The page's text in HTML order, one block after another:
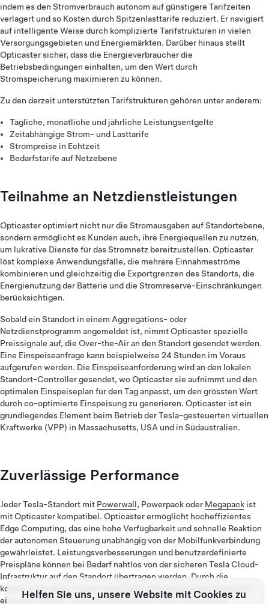
indem es den Stromverbrauch autonom auf günstigere Tarifzeiten
verlagert und so Kosten durch Spitzenlasttarife reduziert. Er navigiert
auf intelligente Weise durch komplizierte Tarifstrukturen in vielen
Versorgungsgebieten und Energiemärkten. Darüber hinaus stellt
Opticaster sicher, dass die Energieverbraucher die
Betriebsbedingungen einhalten, um den Wert durch
Stromspeicherung maximieren zu können.
Zu den derzeit unterstützten Tarifstrukturen gehören unter anderem:
Tägliche, monatliche und jährliche Leistungsentgelte
Zeitabhängige Strom- und Lasttarife
Strompreise in Echtzeit
Bedarfstarife auf Netzebene
Teilnahme an Netzdienstleistungen
Opticaster optimiert nicht nur die Stromausgaben auf Standortebene,
sondern ermöglicht es Kunden auch, ihre Energiequellen zu nutzen,
um lukrative Dienste für das Stromnetz bereitzustellen. Opticaster
löst komplexe Anwendungsfälle, die mehrere Einnahmeströme
kombinieren und gleichzeitig die Exportgrenzen des Standorts, die
Energienutzung der Batterie und die Stromreserve-Einschränkungen
berücksichtigen.
Sobald ein Standort in einem Aggregations- oder
Netzdienstprogramm angemeldet ist, nimmt Opticaster spezielle
Preissignale auf, die Over-the-Air an den Standort gesendet werden.
Eine Einspeiseanfrage kann beispielweise 24 Stunden im Voraus
aufgerufen werden. Die Einspeiseanforderung wird an den lokalen
Standort-Controller gesendet, wo Opticaster sie aufnimmt und den
optimalen Einspeiseplan für den Tag anpasst, um den grössten Wert
durch co-optimierte Einspeisung zu generieren. Opticaster ist ein
grundlegendes Element beim Betrieb der Tesla-gesteuerten virtuellen
Kraftwerke (VPP) in Massachusetts, USA und in Südaustralien.
Zuverlässige Performance
Jeder Tesla-Standort mit Powerwall, Powerpack oder Megapack ist
mit Opticaster kompatibel. Opticaster ermöglicht hocheffizientes
Edge Computing, das eine hohe Verfügbarkeit und schnelle Reaktion
der autonomen Steuerung unabhängig von der Mobilfunkverbindung
gewährleistet. Leistungsverbesserungen und benutzerdefinierte
Preispläne können bei Bedarf nahtlos von der sicheren Tesla Cloud-
Infrastruktur auf den Standort übertragen werden. Durch die
koordinierte lokale und serverseitige Architektur bietet Opticaster
eine sehr flexible, zuverlässige Lösung in einer sich ständig
Helfen Sie uns, unsere Website mit Cookies zu